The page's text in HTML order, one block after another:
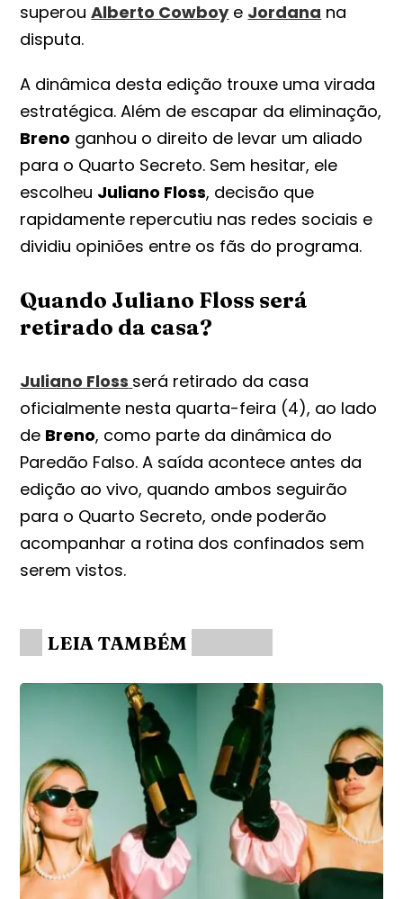
superouAlberto Cowboye Jordana na
disputa.
A dinâmica desta edição trouxe uma virada
estratégica. Além de escapar da eliminação,
Breno ganhou o direito de levar um aliado
para o Quarto Secreto. Sem hesitar, ele
escolheu Juliano Floss, decisão que
rapidamente repercutiu nas redes sociais e
dividiu opiniões entre os fãs do programa.
Quando Juliano Floss será
retirado da casa?
Juliano Floss será retirado da casa
oficialmente nesta quarta-feira (4), ao lado
de Breno, como parte da dinâmica do
Paredão Falso. A saída acontece antes da
edição ao vivo, quando ambos seguirão
para o Quarto Secreto, onde poderão
acompanhar a rotina dos confinados sem
serem vistos.
LEIA TAMBÉM